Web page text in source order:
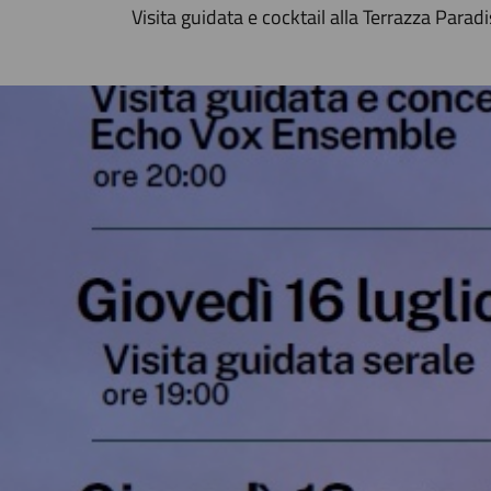
Visita guidata e cocktail alla Terrazza